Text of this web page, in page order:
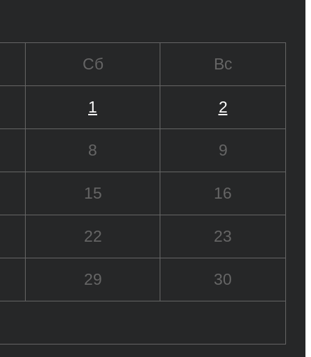
Сб Вс
1 2
8 9
15 16
22 23
29 30